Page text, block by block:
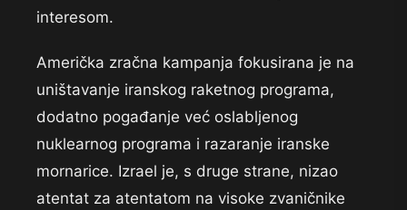
interesom.
Američka zračna kampanja fokusirana je na
uništavanje iranskog raketnog programa,
dodatno pogađanje već oslabljenog
nuklearnog programa i razaranje iranske
mornarice. Izrael je, s druge strane, nizao
atentat za atentatom na visoke zvaničnike